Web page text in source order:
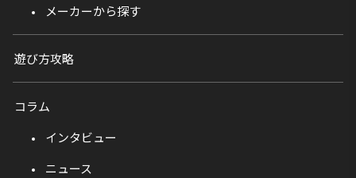
メーカーから探す
遊び方攻略
コラム
インタビュー
ニュース